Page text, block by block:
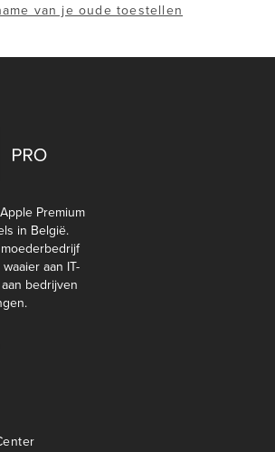
van je oude toestellen
Premium
in België.
aan IT-
bedrijven